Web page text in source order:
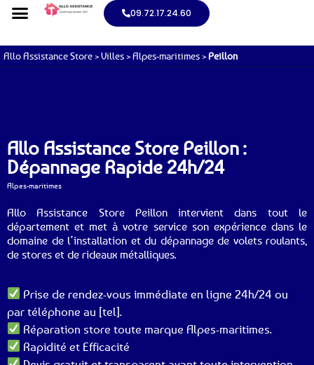
09.72.17.24.60
Allo Assistance Store >Villes >Alpes-maritimes >Peillon
Allo Assistance Store Peillon :
Dépannage Rapide 24h/24
Alpes-maritimes
Allo Assistance Store Peillon intervient dans tout le
département et met à votre service son expérience dans le
domaine de l’installation et du dépannage de volets roulants,
de stores et de rideaux métalliques.
Prise de rendez-vous immédiate en ligne 24h/24 ou
par téléphone au [tel].
Réparation store toute marque Alpes-maritimes.
Rapidité et Efficacité